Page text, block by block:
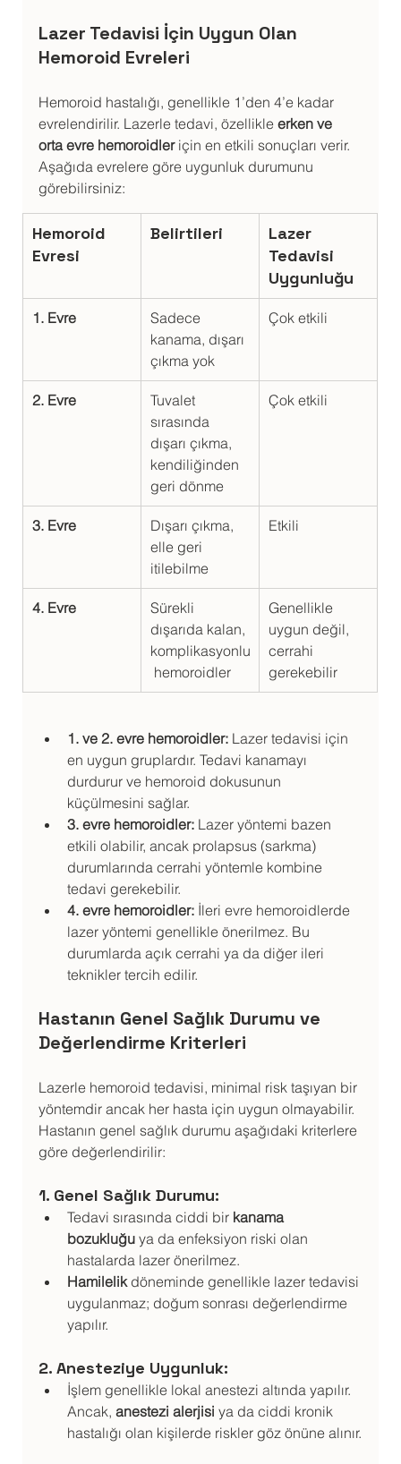
Lazer Tedavisi İçin Uygun Olan
Hemoroid Evreleri
Hemoroid hastalığı, genellikle 1’den 4’e kadar
evrelendirilir. Lazerle tedavi, özellikle erken ve
orta evre hemoroidler için en etkili sonuçları verir.
Aşağıda evrelere göre uygunluk durumunu
görebilirsiniz:
Hemoroid
Evresi
Belirtileri
Lazer
Tedavisi
Uygunluğu
1. Evre
Sadece
kanama, dışarı
çıkma yok
Çok etkili
2. Evre
Tuvalet
sırasında
dışarı çıkma,
kendiliğinden
geri dönme
Çok etkili
3. Evre
Dışarı çıkma,
elle geri
itilebilme
Etkili
4. Evre
Sürekli
dışarıda kalan,
komplikasyonlu
hemoroidler
Genellikle
uygun değil,
cerrahi
gerekebilir
1. ve 2. evre hemoroidler: Lazer tedavisi için
en uygun gruplardır. Tedavi kanamayı
durdurur ve hemoroid dokusunun
küçülmesini sağlar.
3. evre hemoroidler: Lazer yöntemi bazen
etkili olabilir, ancak prolapsus (sarkma)
durumlarında cerrahi yöntemle kombine
tedavi gerekebilir.
4. evre hemoroidler: İleri evre hemoroidlerde
lazer yöntemi genellikle önerilmez. Bu
durumlarda açık cerrahi ya da diğer ileri
teknikler tercih edilir.
Hastanın Genel Sağlık Durumu ve
Değerlendirme Kriterleri
Lazerle hemoroid tedavisi, minimal risk taşıyan bir
yöntemdir ancak her hasta için uygun olmayabilir.
Hastanın genel sağlık durumu aşağıdaki kriterlere
göre değerlendirilir:
1. Genel Sağlık Durumu:
Tedavi sırasında ciddi bir kanama
bozukluğu ya da enfeksiyon riski olan
hastalarda lazer önerilmez.
Hamilelik döneminde genellikle lazer tedavisi
uygulanmaz; doğum sonrası değerlendirme
yapılır.
2. Anesteziye Uygunluk:
İşlem genellikle lokal anestezi altında yapılır.
Ancak, anestezi alerjisi ya da ciddi kronik
hastalığı olan kişilerde riskler göz önüne alınır.